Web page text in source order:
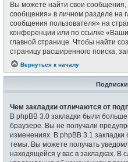
Вы можете найти свои
сообщения» в личном разделе на
сообщения пользователя» на
конференции или по ссылке
главной странице. Чтобы найти
страницу расширенного поиска,
Вернуться к началу
Подписки
Чем закладки отличаются от
В phpBB 3.0 закладки были
браузере. Вы не получали
изменениях. В phpBB 3.1
темы. Вы можете получать
находящейся у вас в закладках. В